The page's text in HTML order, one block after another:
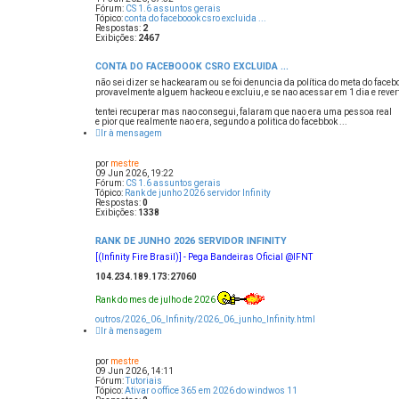
Fórum: CS 1.6 assuntos gerais
Tópico:conta do faceboook csro excluida ...
Respostas: 2
Exibições: 2467
CONTA DO FACEBOOOK CSRO EXCLUIDA ...
não sei dizer se hackearam ou se foi denuncia da política do meta do
provavelmente alguem hackeou e excluiu, e se nao acessar em 1 dia e
tentei recuperar mas nao consegui, falaram que nao era uma pessoa real
e pior que realmente nao era, segundo a politica do facebbok ...
Ir à mensagem
por mestre
09 Jun 2026, 19:22
Fórum: CS 1.6 assuntos gerais
Tópico: Rank de junho 2026 servidor Infinity
Respostas:0
Exibições: 1338
RANK DE JUNHO 2026 SERVIDOR INFINITY
[(Infinity Fire Brasil)] - Pega Bandeiras Oficial @IFNT
104.234.189.173:27060
Rank do mes de julho de 2026
outros/2026_06_Infinity/2026_06_junho_Infinity.html
Ir à mensagem
por mestre
09 Jun 2026, 14:11
Fórum:
Tutoriais
Tópico:Ativar o office 365 em 2026 do windwos 11